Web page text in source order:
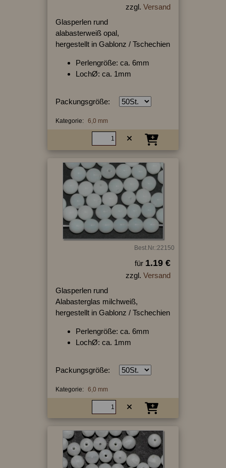
zzgl. Versand
Glasperlen rund
alabasterweiß opal,
hergestellt in Gablonz / Tschechien
Perlengröße: ca. 6mm
LochØ: ca. 1mm
Packungsgröße:
Kategorie: 6,0 mm
Best.Nr.:22150
für 1.19 €
zzgl. Versand
Glasperlen rund
Alabasterglas milchweiß,
hergestellt in Gablonz / Tschechien
Perlengröße: ca. 6mm
LochØ: ca. 1mm
Packungsgröße:
Kategorie: 6,0 mm